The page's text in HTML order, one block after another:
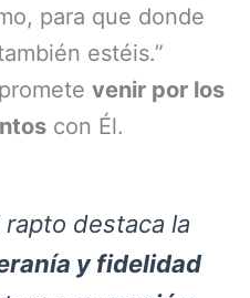
para que donde
estéis.”
venir por los
con Él.
rapto destaca la
y fidelidad